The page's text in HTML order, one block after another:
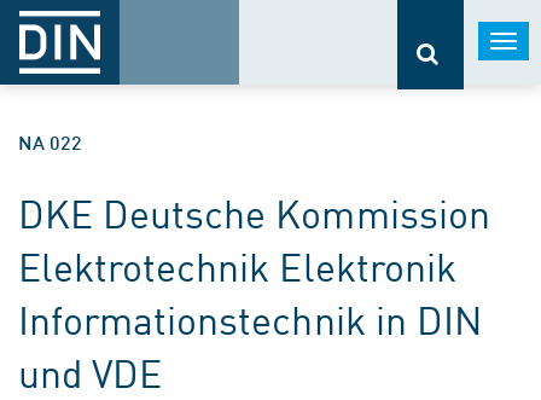
NA 022
DKE Deutsche Kommission
Elektrotechnik Elektronik
Informationstechnik in DIN
und VDE